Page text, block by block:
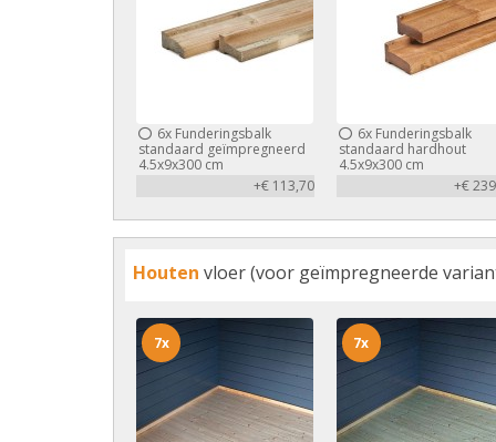
6x Funderingsbalk
standaard geïmpregneerd
4.5x9x300 cm
+€ 113,70
6xFunderingsbalk
standaard hardhout
4.5x9x300 cm
+€
Houten vloer (voor geïmpregneerde
7x 7x